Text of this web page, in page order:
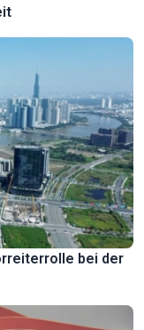
bei der